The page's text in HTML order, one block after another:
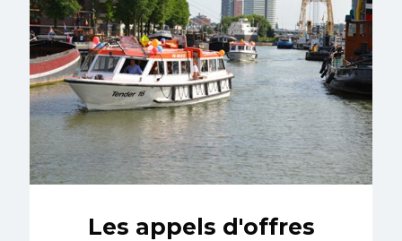
Les appels d'offres